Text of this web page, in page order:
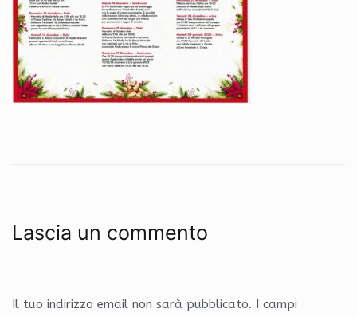
Lascia un commento
Il tuo indirizzo email non sarà pubblicato. I campi